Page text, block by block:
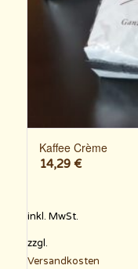
Kaffee Crème
14,29 €
inkl. MwSt.
zzgl.
Versandkosten